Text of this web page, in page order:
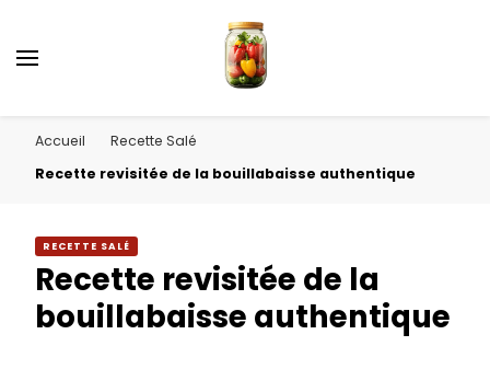
Accueil
Recette Salé
Recette revisitée de la bouillabaisse authentique
RECETTE SALÉ
Recette revisitée de la
bouillabaisse authentique